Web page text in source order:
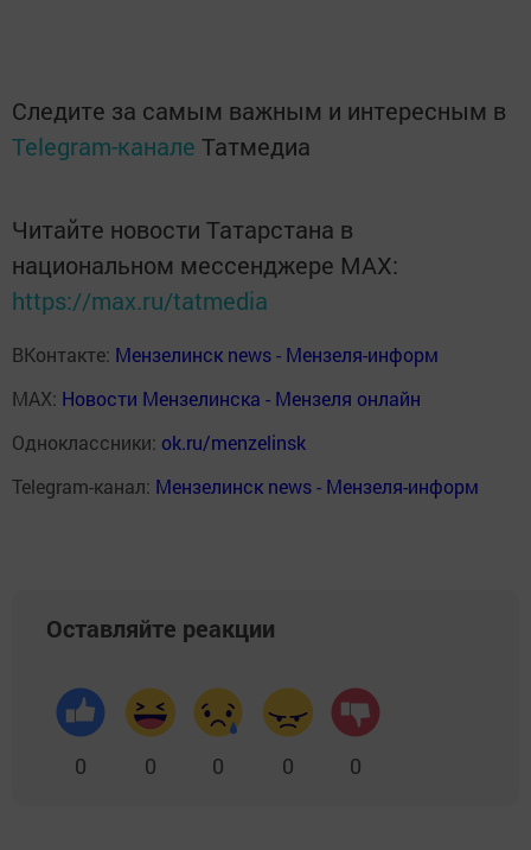
Следите за самым важным и интересным в
Telegram-канале Татмедиа
Читайте новости Татарстана в
национальном мессенджере MАХ:
https://max.ru/tatmedia
ВКонтакте: Мензелинск news - Мензеля-информ
MAX: Новости Мензелинска - Мензеля онлайн
Одноклассники: ok.ru/menzelinsk
Telegram-канал: Мензелинск news - Мензеля-информ
Оставляйте реакции
0 0 0 0 0